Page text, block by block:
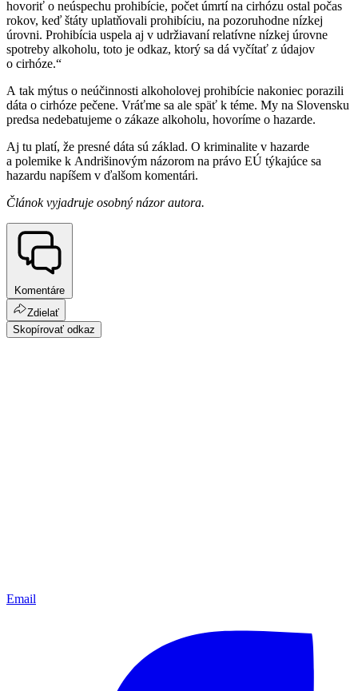
hovoriť o neúspechu prohibície, počet úmrtí na cirhózu ostal počas
rokov, keď štáty uplatňovali prohibíciu, na pozoruhodne nízkej
úrovni. Prohibícia uspela aj v udržiavaní relatívne nízkej úrovne
spotreby alkoholu, toto je odkaz, ktorý sa dá vyčítať z údajov
o cirhóze.“
A tak mýtus o neúčinnosti alkoholovej prohibície nakoniec porazili
dáta o cirhóze pečene. Vráťme sa ale späť k téme. My na Slovensku
predsa nedebatujeme o zákaze alkoholu, hovoríme o hazarde.
Aj tu platí, že presné dáta sú základ. O kriminalite v hazarde
a polemike k Andrišinovým názorom na právo EÚ týkajúce sa
hazardu napíšem v ďalšom komentári.
Článok vyjadruje osobný názor autora.
Komentáre
Zdielať
Skopírovať odkaz
Email